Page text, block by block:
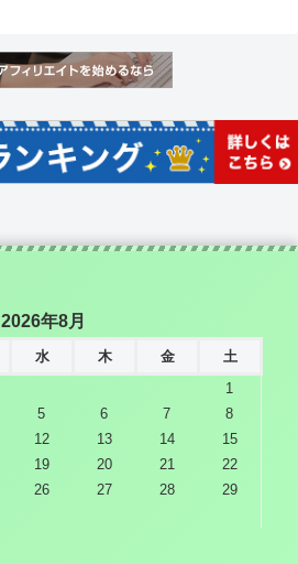
2026年8月
水 木 金
土
1
5 6 7
8
12 13 14
15
19 20 21
22
26 27 28
29